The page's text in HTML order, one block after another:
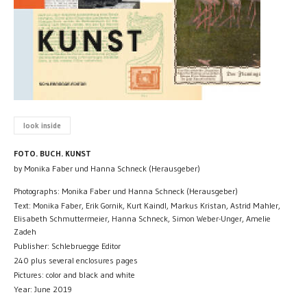
look inside
FOTO. BUCH. KUNST
by Monika Faber und Hanna Schneck (Herausgeber)
Photographs: Monika Faber und Hanna Schneck (Herausgeber)
Text: Monika Faber, Erik Gornik, Kurt Kaindl, Markus Kristan, Astrid Mahler,
Elisabeth Schmuttermeier, Hanna Schneck, Simon Weber-Unger, Amelie
Zadeh
Publisher: Schlebruegge Editor
240 plus several enclosures pages
Pictures: color and black and white
Year: June 2019